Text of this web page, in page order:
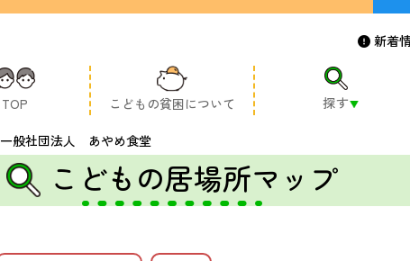
新着
TOP こどもの貧困について 探す
一般社団法人 あやめ食堂
こどもの居場所マップ